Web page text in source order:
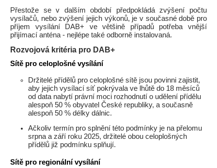
Přestože se v dalším období předpokládá zvýšení počtu
vysílačů, nebo zvýšení jejich výkonů, je v současné době pro
příjem vysílání DAB+ ve většině případů potřeba vnější
přijímací anténa - nejlépe také odborně instalovaná.
Rozvojová kritéria pro DAB+
Sítě pro celoplošné vysílání
Držitelé přídělů pro celoplošné sítě jsou povinni zajistit,
aby jejich vysílací síť pokrývala ve lhůtě do 18 měsíců
od data nabytí právní moci rozhodnutí o udělení přídělu
alespoň 50 % obyvatel České republiky, a současně
alespoň 50 % délky dálnic.
Ačkoliv termín pro splnění této podmínky je na přelomu
srpna a září roku 2025, držitelé obou celoplošných
přídělů již podmínku splňují.
Sítě pro regionální vysílání